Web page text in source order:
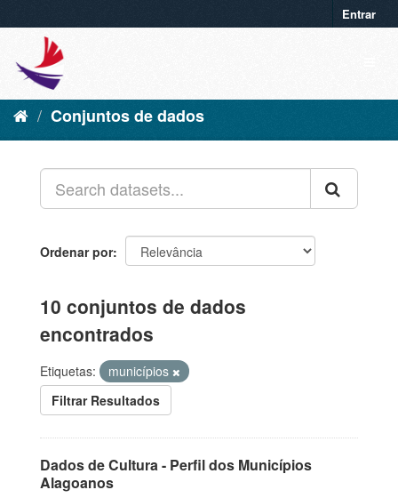
Entrar
Conjuntos de dados
Ordenar por
10 conjuntos de dados
encontrados
Etiquetas:
municípios
Filtrar Resultados
Dados de Cultura - Perfil dos Municípios
Alagoanos